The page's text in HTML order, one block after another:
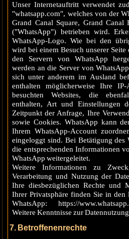
Unser Internetauftritt verwendet
"whatsapp.com", welches von der
Grand Canal Square, Grand
("WhatsApp") betrieben wird.
WhatsApp-Logo. Wie bei den
wird bei einem Besuch unserer
den Servern von WhatsApp
werden an die Server von
sich unter anderem im Ausland
enthalten möglicherweise Ihre
besuchten Websites, die
enthalten, Art und Einstellungen
Zeitpunkt der Anfrage, Ihre
sowie Cookies. WhatsApp kann
Ihrem WhatsApp-Account
eingeloggt sind. Bei Betätigung des
die entsprechenden Informationen
WhatsApp weitergeleitet.
Weitere Informationen zu
Verarbeitung und Nutzung der
Ihre diesbezüglichen Rechte und
Ihrer Privatsphäre finden Sie in den
WhatsApp: https://
Weitere Kenntnisse zur
7. Betroffenenrechte